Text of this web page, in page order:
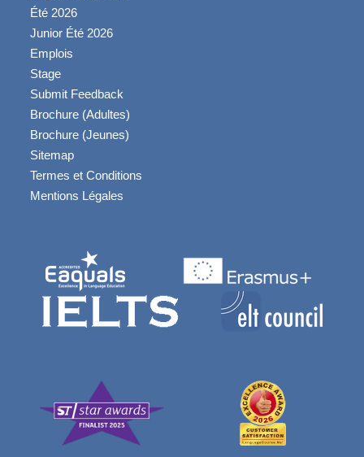
Été 2026
Junior Été 2026
Emplois
Stage
Submit Feedback
Brochure (Adultes)
Brochure (Jeunes)
Sitemap
Termes et Conditions
Mentions Légales